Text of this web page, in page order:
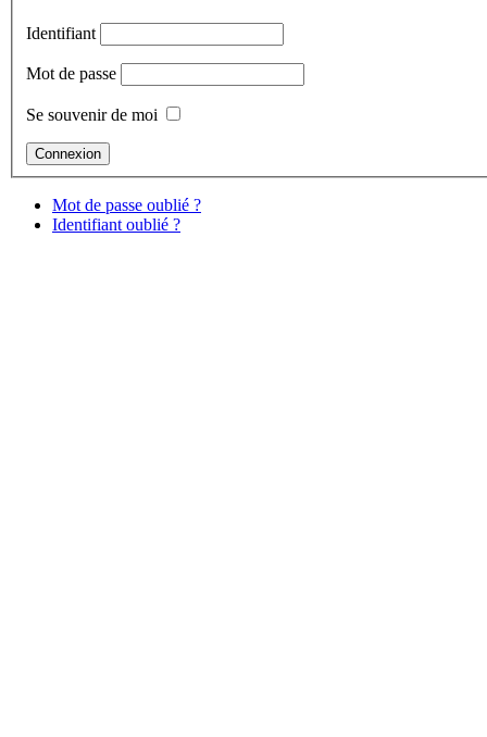
Identifiant
Mot de passe
Se souvenir de moi
Mot de passe oublié ?
Identifiant oublié ?